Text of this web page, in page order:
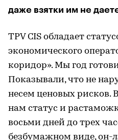
даже взятки им не
TPV CIS обладает
экономического
коридор». Мы год
Показывали, что не
несем ценовых рисков.
нам статус и
восьми дней до трех
безбумажном виде, он-